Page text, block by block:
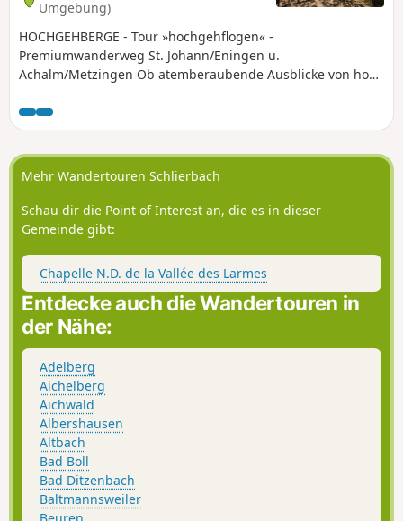
können.
Umgebung)
HOCHGEHBERGE - Tour »hochgehflogen« -
Premiumwanderweg St. Johann/Eningen u.
Achalm/Metzingen Ob atemberaubende Ausblicke von hoch
beim Höhenflug zuschauen – der Wanderweg
»hochgehflogen« ist der Weg zu geh‘n.
Mehr Wandertouren Schlierbach
Schau dir die Point of Interest an, die es in dieser
Gemeinde gibt:
Chapelle N.D. de la Vallée des Larmes
Entdecke auch die Wandertouren in
der Nähe:
Adelberg
Aichelberg
Aichwald
Albershausen
Altbach
Bad Boll
Bad Ditzenbach
Baltmannsweiler
Beuren